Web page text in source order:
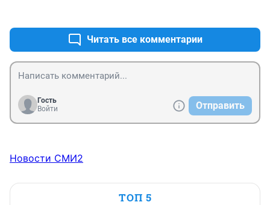
Читать все комментарии
Гость
Войти
Отправить
Новости СМИ2
ТОП 5